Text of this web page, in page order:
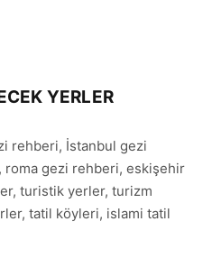
YERLER
rehberi, İstanbul gezi
gezi rehberi, eskişehir
turistik yerler, turizm
tatil köyleri, islami tatil